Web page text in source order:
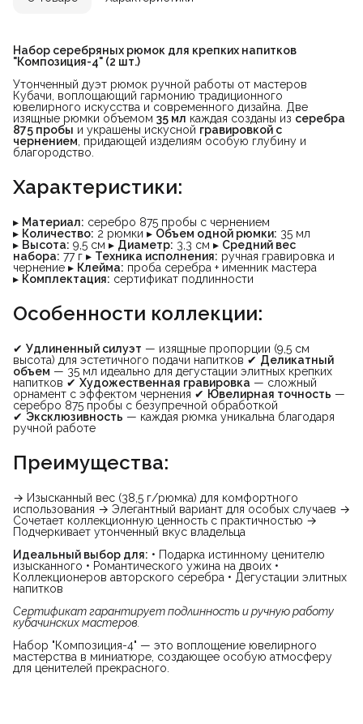
Набор серебряных рюмок для крепких напитков
"Композиция-4" (2 шт.)
Утонченный дуэт рюмок ручной работы от мастеров
Кубачи, воплощающий гармонию традиционного
ювелирного искусства и современного дизайна. Две
изящные рюмки объемом 35 мл каждая созданы из серебра
875 пробы и украшены искусной гравировкой с
чернением , придающей изделиям особую глубину и
благородство.
Характеристики:
▸ Материал: серебро 875 пробы с чернением
▸ Количество: 2 рюмки ▸ Объем одной рюмки: 35 мл
▸ Высота: 9,5 см ▸ Диаметр: 3,3 см ▸ Средний вес
набора: 77 г ▸ Техника исполнения: ручная гравировка и
чернение ▸ Клейма: проба серебра + именник мастера
▸ Комплектация: сертификат подлинности
Особенности коллекции:
✔ Удлиненный силуэт — изящные пропорции (9,5 см
высота) для эстетичного подачи напитков ✔ Деликатный
объем — 35 мл идеально для дегустации элитных крепких
напитков ✔ Художественная гравировка — сложный
орнамент с эффектом чернения ✔ Ювелирная точность —
серебро 875 пробы с безупречной обработкой
✔ Эксклюзивность — каждая рюмка уникальна благодаря
ручной работе
Преимущества:
→ Изысканный вес (38,5 г/рюмка) для комфортного
использования → Элегантный вариант для особых случаев →
Сочетает коллекционную ценность с практичностью →
Подчеркивает утонченный вкус владельца
Идеальный выбор для: • Подарка истинному ценителю
изысканного • Романтического ужина на двоих •
Коллекционеров авторского серебра • Дегустации элитных
напитков
Сертификат гарантирует подлинность и ручную работу
кубачинских мастеров.
Набор "Композиция-4" — это воплощение ювелирного
мастерства в миниатюре, создающее особую атмосферу
для ценителей прекрасного.